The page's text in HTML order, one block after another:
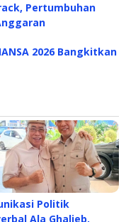
Pertumbuhan
2026 Bangkitkan
Politik
Ala Ghalieb,